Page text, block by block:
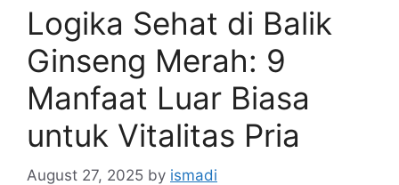
Logika Sehat di Balik
Ginseng Merah: 9
Manfaat Luar Biasa
untuk Vitalitas Pria
August 27, 2025 by ismadi